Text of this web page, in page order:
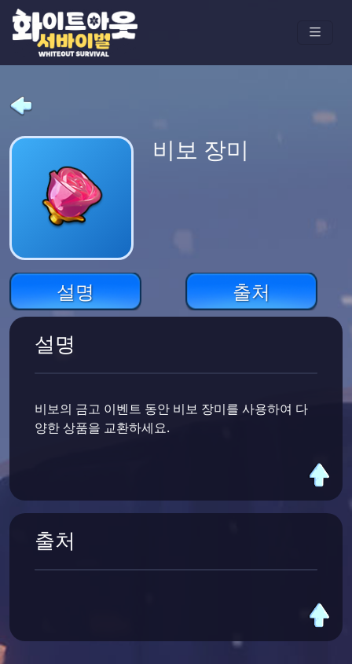
비보 장미
설명 출처
설명
비보의 금고 이벤트 동안 비보 장미를 사용하여 다
양한 상품을 교환하세요.
출처